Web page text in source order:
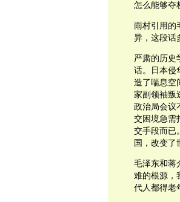
怎么能够夺
雨村引用的
异，这段话
严肃的历史
话。日本侵
造了喘息空
家副领袖叛
政治局会议
交困境急需
交手段而已
国，改变了
毛泽东和蒋
难的根源，
代人都得老